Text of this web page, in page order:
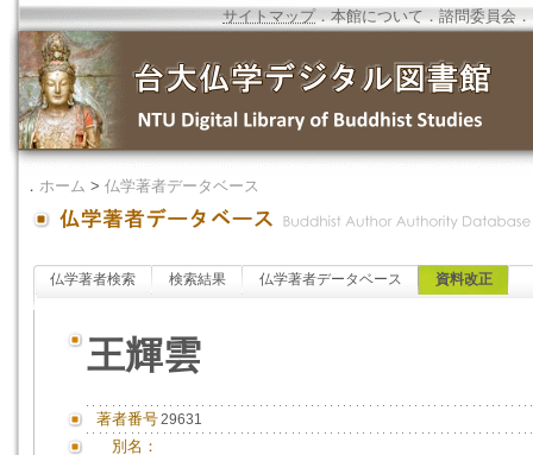
サイトマップ．本館について ．諮問委員会 ．
． ホーム > 仏学著者データベース
仏学著者検索 検索結果 仏学著者データベース 資料改正
王輝雲
著者番号29631
別名：